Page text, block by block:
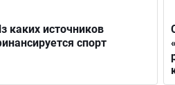
каких источников
спорт